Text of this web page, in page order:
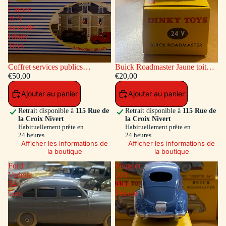
Citroen
2CV
incendie
Dinky
Toys
Coffret services publics
voitures: Peugeot Fourgon
Postal - Citroen 2CV incendie
Dinky Toys
€50,00
Ajouter au panier
Retrait disponible à 115 Rue de
la Croix Nivert
Habituellement prête en
24 heures
Afficher les informations de
la boutique
Buick Roadmaster Jaune toit
Vert
€20,00
Ajouter au panier
Retrait disponible à 115 Rue de
la Croix Nivert
Habituellement prête en
24 heures
Afficher les informations de
la boutique
Ford
Vedette
54
Gris
Peugeot
203
Bleu
Pétrole